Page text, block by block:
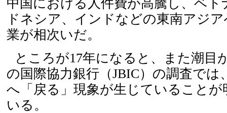
中国における人件費が高騰し、ベ
ドネシア、インドなどの東南アジ
業が相次いだ。
ところが17年になると、また潮目
の国際協力銀行（JBIC）の調査では
へ「戻る」現象が生じていること
いる。